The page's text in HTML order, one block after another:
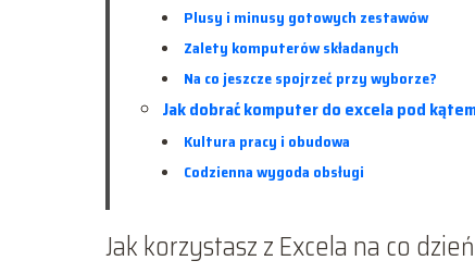
Plusy i minusy gotowych zestawów
Zalety komputerów składanych
Na co jeszcze spojrzeć przy wyborze?
Jak dobrać komputer do excela pod
Kultura pracy i obudowa
Codzienna wygoda obsługi
Jak korzystasz z Excela na co